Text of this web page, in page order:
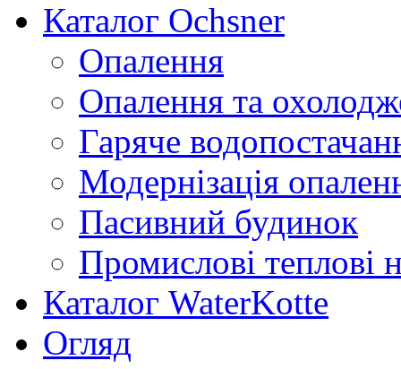
Каталог Ochsner
Опалення
Опалення та
Гаряче
Модернізація
Пасивний будинок
Промислові теплові
Каталог WaterKotte
Огляд